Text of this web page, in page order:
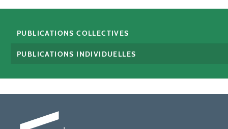
PUBLICATIONS COLLECTIVES
PUBLICATIONS INDIVIDUELLES